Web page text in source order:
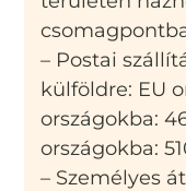
– Postai
külföldre: EU
országokba:
országokba:
– Személyes